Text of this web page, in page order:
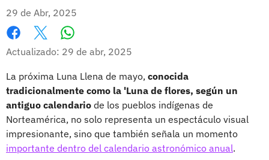
29 de Abr, 2025
Facebook
X
Actualizado: 29 de abr, 2025
La próxima Luna Llena de mayo, conocida
tradicionalmente como la 'Luna de flores, según un
antiguo calendario de los pueblos indígenas de
Norteamérica, no solo representa un espectáculo visual
impresionante, sino que también señala un momento
importante dentro del calendario astronómico anual.